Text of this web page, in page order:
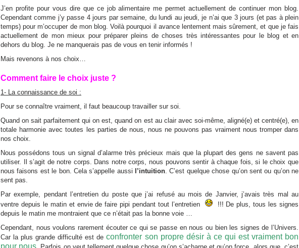
J’en profite pour vous dire que ce job alimentaire me permet actuellement de continuer mon blog.
Cependant comme j’y passe 4 jours par semaine, du lundi au jeudi, je n’ai que 3 jours (et pas à plein
temps) pour m’occuper de mon blog. Voilà pourquoi il avance lentement mais sûrement, et que je fais
actuellement de mon mieux pour préparer pleins de choses très intéressantes pour le blog et en
dehors du blog. Je ne manquerais pas de vous en tenir informés !
Mais revenons à nos choix…
Comment faire le choix juste ?
1- La connaissance de soi :
Pour se connaître vraiment, il faut beaucoup travailler sur soi.
Quand on sait parfaitement qui on est, quand on est au clair avec soi-même, aligné(e) et centré(e), en
totale harmonie avec toutes les parties de nous, nous ne pouvons pas vraiment nous tromper dans
nos choix.
Nous possédons tous un signal d’alarme très précieux mais que la plupart des gens ne savent pas
utiliser. Il s’agit de notre corps. Dans notre corps, nous pouvons sentir à chaque fois, si le choix que
nous faisons est le bon. Cela s’appelle aussi l’intuition. C’est quelque chose qu’on sent ou qu’on ne
sent pas.
Par exemple, pendant l’entretien du poste que j’ai refusé au mois de Janvier, j’avais très mal au
ventre depuis le matin et envie de faire pipi pendant tout l’entretien
!!! De plus, tous les signes
depuis le matin me montraient que ce n’était pas la bonne voie …
Cependant, nous voulons rarement écouter ce qui se passe en nous ou bien les signes de l’Univers.
Car la plus grande difficulté est deconfronter son propre désir à ce qui est vraiment bon
pour nous.